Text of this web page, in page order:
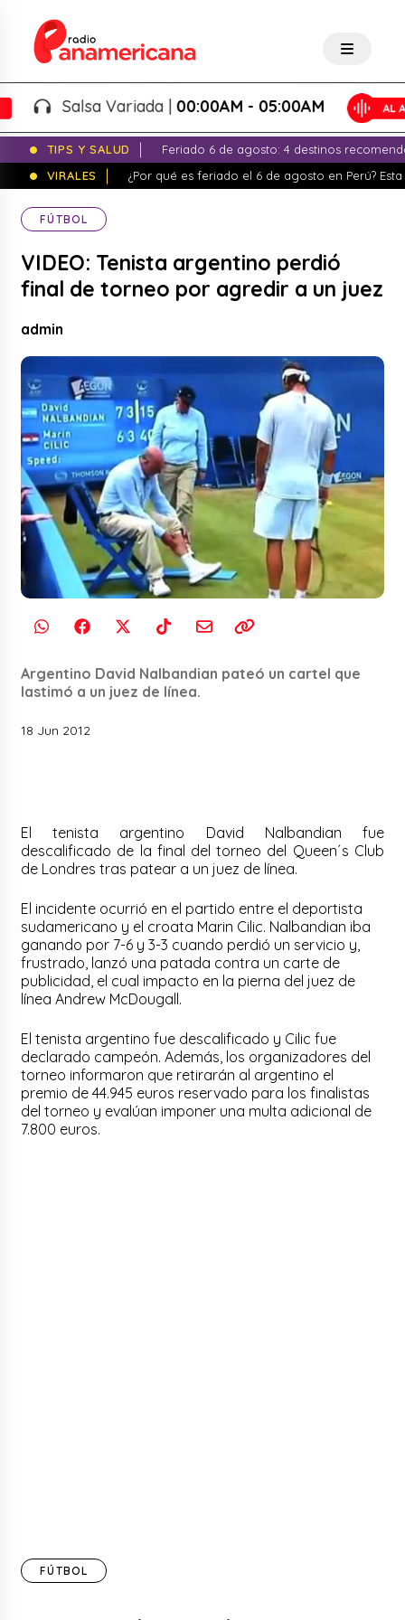
Salsa Variada |00:00AM - 05:00AM
TIPS Y SALUD
Feriado 6 de agosto: 4 destinos
VIRALES
¿Por qué es feriado el 6 de agosto en Perú?
FÚTBOL
VIDEO: Tenista argentino perdió
final de torneo por agredir a un juez
admin
Argentino David Nalbandian pateó un cartel que
lastimó a un juez de línea.
18 Jun 2012
El tenista argentino David Nalbandian fue
descalificado de la final del torneo del Queen´s Club
de Londres tras patear a un juez de línea.
El incidente ocurrió en el partido entre el deportista
sudamericano y el croata Marin Cilic. Nalbandian iba
ganando por 7-6 y 3-3 cuando perdió un servicio y,
frustrado, lanzó una patada contra un carte de
publicidad, el cual impacto en la pierna del juez de
línea Andrew McDougall.
El tenista argentino fue descalificado y Cilic fue
declarado campeón. Además, los organizadores del
torneo informaron que retirarán al argentino el
premio de 44.945 euros reservado para los finalistas
del torneo y evalúan imponer una multa adicional de
7.800 euros.
FÚTBOL